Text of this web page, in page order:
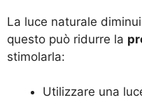
La luce naturale
questo può ridurre la
stimolarla:
Utilizzare una